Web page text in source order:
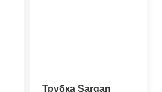
Трубка Sargan